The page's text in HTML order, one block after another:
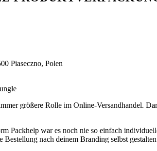
Piaseczno, Polen
größere Rolle im Online-Versandhandel.
Packhelp war es noch nie so einfach
Bestellung nach deinem Branding selbst